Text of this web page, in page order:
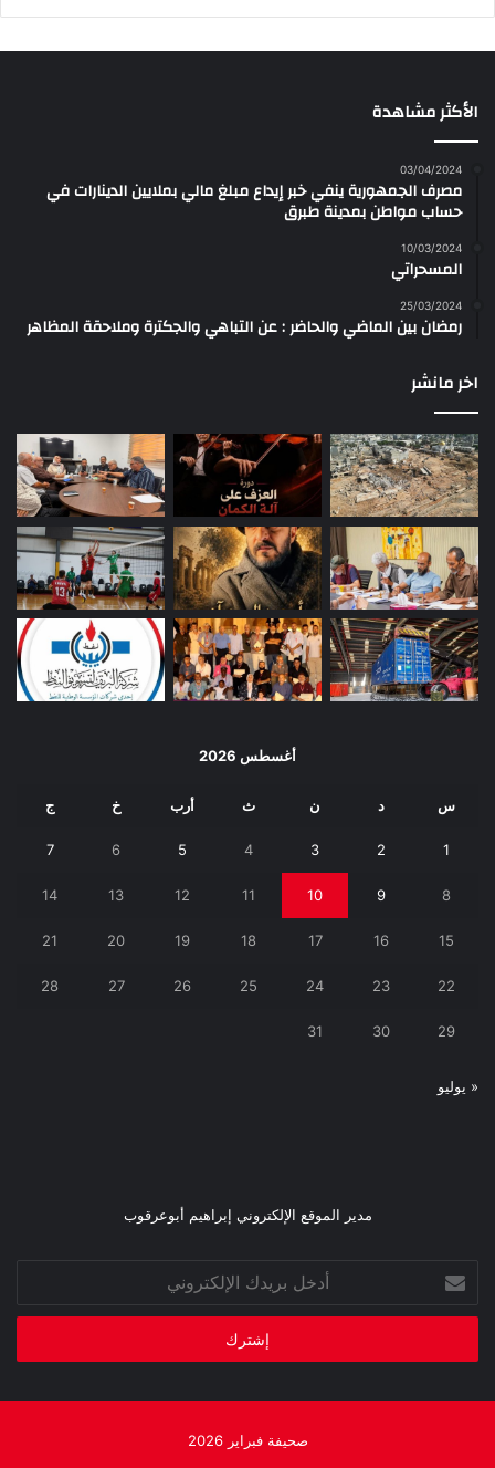
الأكثر مشاهدة
03/04/2024
مصرف الجمهورية ينفي خبر إيداع مبلغ مالي بملايين الدينارات في
حساب مواطن بمدينة طبرق
10/03/2024
المسحراتي
25/03/2024
رمضان بين الماضي والحاضر : عن التباهي والجكترة وملاحقة المظاهر
اخر مانشر
أغسطس 2026
س د ن ث أرب خ ج
1
2
3
4
5
6
7
8
9
10
11
12
13
14
15
16
17
18
19
20
21
22
23
24
25
26
27
28
29
30
31
« يوليو
مدير الموقع الإلكتروني إبراهيم أبوعرقوب
أدخل
بريدك
الإلكتروني
صحيفة فبراير 2026